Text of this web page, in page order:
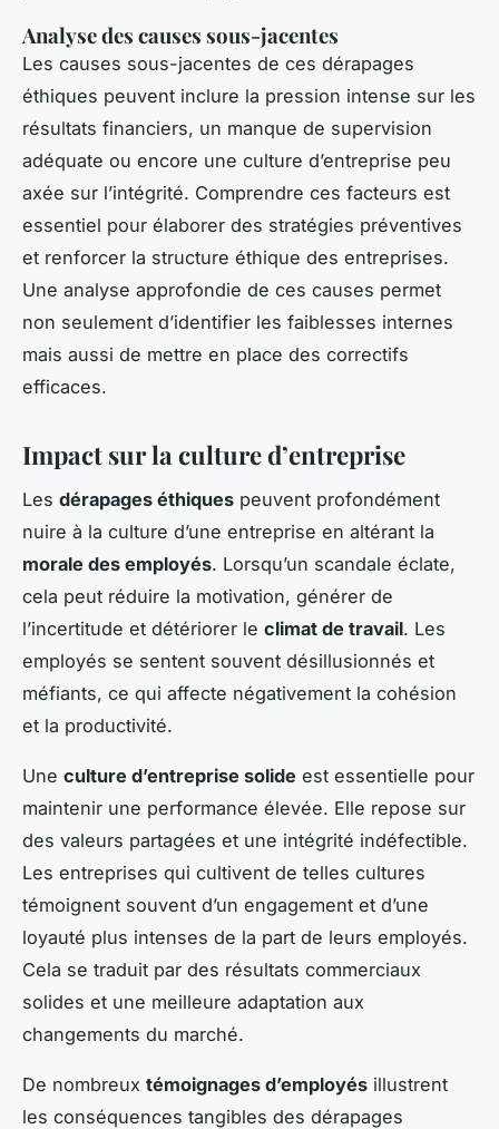
Analyse des causes sous-jacentes
Les causes sous-jacentes de ces dérapages
éthiques peuvent inclure la pression intense sur les
résultats financiers, un manque de supervision
adéquate ou encore une culture d’entreprise peu
axée sur l’intégrité. Comprendre ces facteurs est
essentiel pour élaborer des stratégies préventives
et renforcer la structure éthique des entreprises.
Une analyse approfondie de ces causes permet
non seulement d’identifier les faiblesses internes
mais aussi de mettre en place des correctifs
efficaces.
Impact sur la culture d’entreprise
Les dérapages éthiques peuvent profondément
nuire à la culture d’une entreprise en altérant la
morale des employés. Lorsqu’un scandale éclate,
cela peut réduire la motivation, générer de
l’incertitude et détériorer le climat de travail. Les
employés se sentent souvent désillusionnés et
méfiants, ce qui affecte négativement la cohésion
et la productivité.
Une culture d’entreprise solide est essentielle pour
maintenir une performance élevée. Elle repose sur
des valeurs partagées et une intégrité indéfectible.
Les entreprises qui cultivent de telles cultures
témoignent souvent d’un engagement et d’une
loyauté plus intenses de la part de leurs employés.
Cela se traduit par des résultats commerciaux
solides et une meilleure adaptation aux
changements du marché.
De nombreux témoignages d’employés illustrent
les conséquences tangibles des dérapages